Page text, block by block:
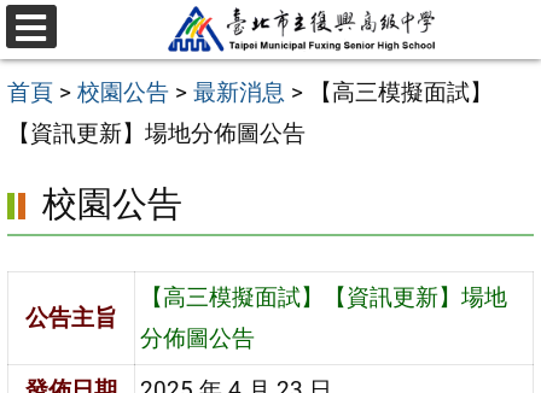
跳
至
主
要
容
區
選
單
首頁 > 校園公告 > 最新消息 >
【高三模擬面試】
【資訊更新】場地分佈圖公告
校園公告
公告主旨
【高三模擬面試】【資訊更新】場地
分佈圖公告